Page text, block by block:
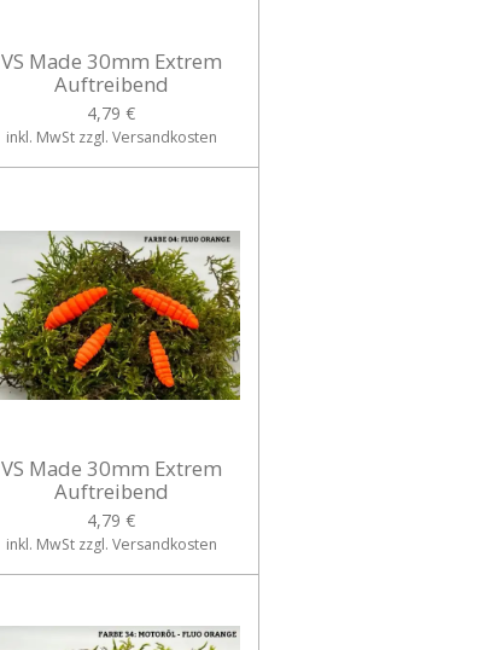
VS Made 30mm Extrem
Auftreibend
4,79 €
inkl. MwSt zzgl. Versandkosten
VS Made 30mm Extrem
Auftreibend
4,79 €
inkl. MwSt zzgl. Versandkosten